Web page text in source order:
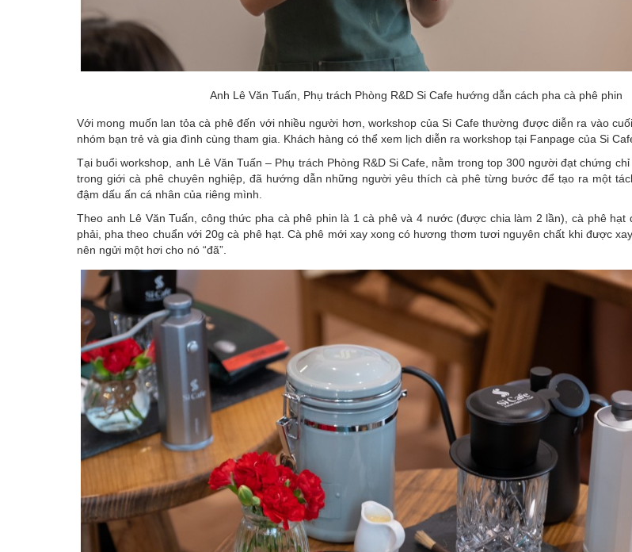
Anh Lê Văn Tuấn, Phụ trách Phòng R&D Si Cafe hướng dẫn cách pha cà phê phin
Với mong muốn lan tỏa cà phê đến với nhiều người hơn, workshop của Si Cafe thường được diễn ra vào
nhóm bạn trẻ và gia đình cùng tham gia. Khách hàng có thể xem lịch diễn ra workshop tại Fanpage của Si
Tại buổi workshop, anh Lê Văn Tuấn – Phụ trách Phòng R&D Si Cafe, nằm trong top 300 người đạt chứng
trong giới cà phê chuyên nghiệp, đã hướng dẫn những người yêu thích cà phê từng bước để tạo ra một
đậm dấu ấn cá nhân của riêng mình.
Theo anh Lê Văn Tuấn, công thức pha cà phê phin là 1 cà phê và 4 nước (được chia làm 2 lần), cà phê hạt
phải, pha theo chuẩn với 20g cà phê hạt. Cà phê mới xay xong có hương thơm tươi nguyên chất khi được
nên ngửi một hơi cho nó “đã”.